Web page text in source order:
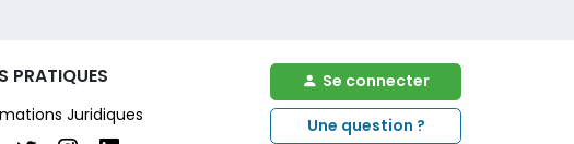
PRATIQUES
Juridiques
Se connecter
Une question ?